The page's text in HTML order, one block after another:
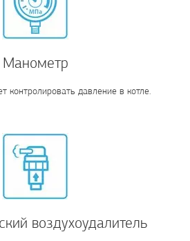
Манометр
контролировать давление в котле.
воздухоудалитель